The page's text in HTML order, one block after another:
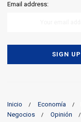
Email address:
Inicio Economía
Negocios
Opinión